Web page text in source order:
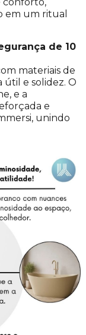
em um ritual
de 10
materiais de
útil e solidez. O
e a
e
unindo